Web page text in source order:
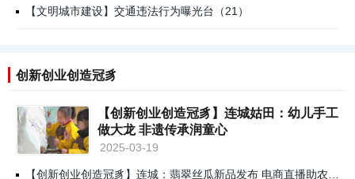
【文明城市建设】交通违法行为曝光台（21）
创新创业创造冠豸
【创新创业创造冠豸】连城姑田：幼儿手工
做大龙 非遗传承润童心
2025-03-19